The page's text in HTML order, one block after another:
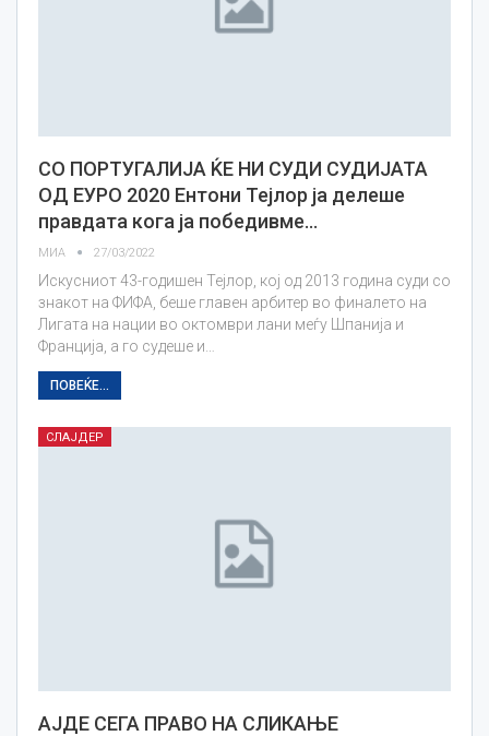
СО ПОРТУГАЛИЈА ЌЕ НИ СУДИ СУДИЈАТА
ОД ЕУРО 2020 Ентони Тејлор ја делеше
правдата кога ја победивме…
МИА 27/03/2022
Искусниот 43-годишен Тејлор, кој од 2013 година суди со
знакот на ФИФА, беше главен арбитер во финалето на
Лигата на нации во октомври лани меѓу Шпанија и
Франција, а го судеше и…
ПОВЕЌЕ...
СЛАЈДЕР
АЈДЕ СЕГА ПРАВО НА СЛИКАЊЕ